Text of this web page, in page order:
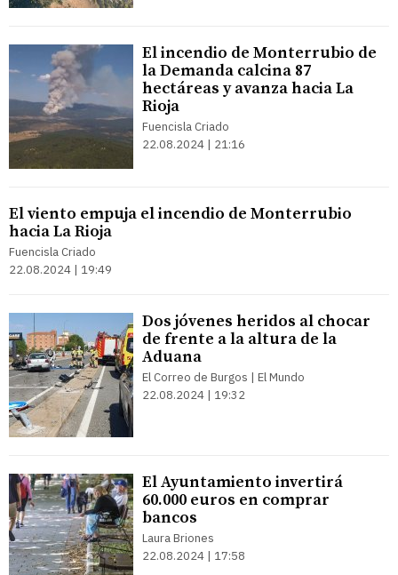
El incendio de Monterrubio de
la Demanda calcina 87
hectáreas y avanza hacia La
Rioja
Fuencisla Criado
22.08.2024 | 21:16
El viento empuja el incendio de Monterrubio
hacia La Rioja
Fuencisla Criado
22.08.2024 | 19:49
Dos jóvenes heridos al chocar
de frente a la altura de la
Aduana
El Correo de Burgos | El Mundo
22.08.2024 | 19:32
El Ayuntamiento invertirá
60.000 euros en comprar
bancos
Laura Briones
22.08.2024 | 17:58